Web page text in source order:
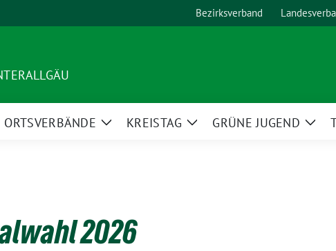
Bezirksverband
ORTSVERBÄNDE
ZeigeKREISTAG
ZeigeGRÜNE JUGEND
2026